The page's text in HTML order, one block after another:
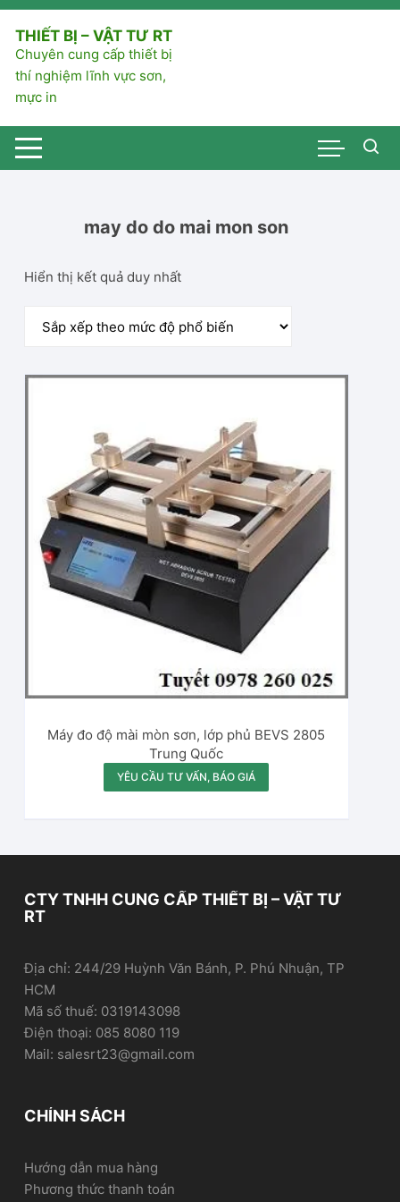
Chuyển
nội
dung
THIẾT BỊ – VẬT TƯ RT
Chuyên cung cấp thiết bị
thí nghiệm lĩnh vực sơn,
mực in
may do do mai mon son
Hiển thị kết quả duy nhất
Máy đo độ mài mòn sơn, lớp phủ BEVS 2805
Trung Quốc
YÊU CẦU TƯ VẤN, BÁO GIÁ
CTY TNHH CUNG CẤP THIẾT BỊ – VẬT TƯ
RT
Địa chỉ: 244/29 Huỳnh Văn Bánh, P. Phú Nhuận, TP
HCM
Mã số thuế: 0319143098
Điện thoại: 085 8080 119
Mail: salesrt23@gmail.com
CHÍNH SÁCH
Hướng dẫn mua hàng
Phương thức thanh toán